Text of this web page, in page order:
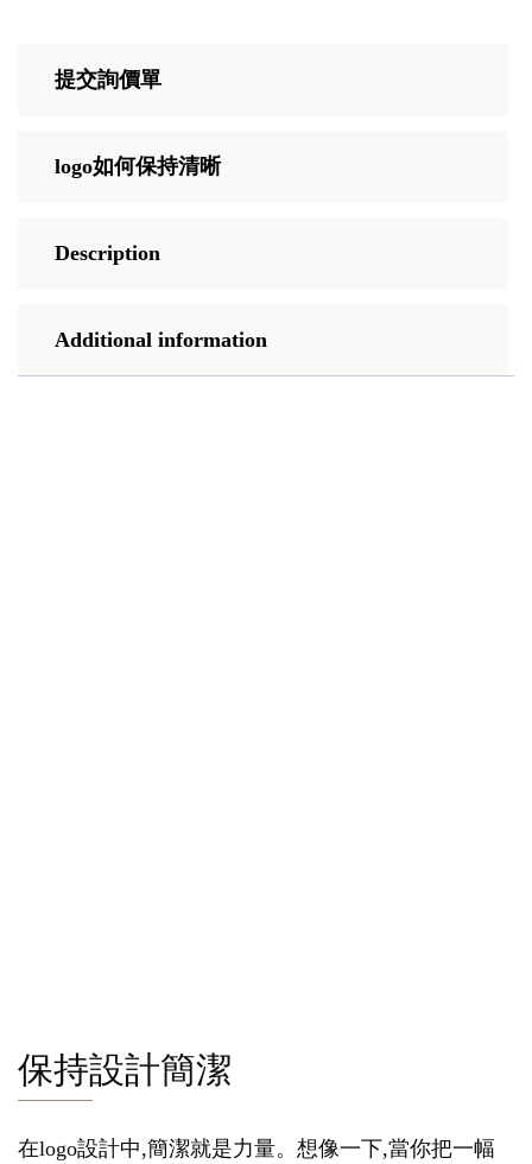
提交詢價單
logo如何保持清晰
Description
Additional information
保持設計簡潔
在logo設計中,簡潔就是力量。想像一下,當你把一幅